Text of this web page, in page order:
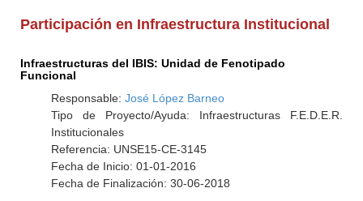
Participación en Infraestructura Institucional
Infraestructuras del IBIS: Unidad de Fenotipado
Funcional
Responsable: José López Barneo
Tipo de Proyecto/Ayuda: Infraestructuras F.E.D.E.R.
Institucionales
Referencia: UNSE15-CE-3145
Fecha de Inicio: 01-01-2016
Fecha de Finalización: 30-06-2018